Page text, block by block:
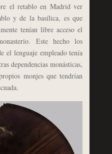
el retablo en Madrid ver
y de la basílica, es que
tenían libre acceso el
Este hecho los
el lenguaje empleado tenía
dependencias monásticas,
monjes que tendrían